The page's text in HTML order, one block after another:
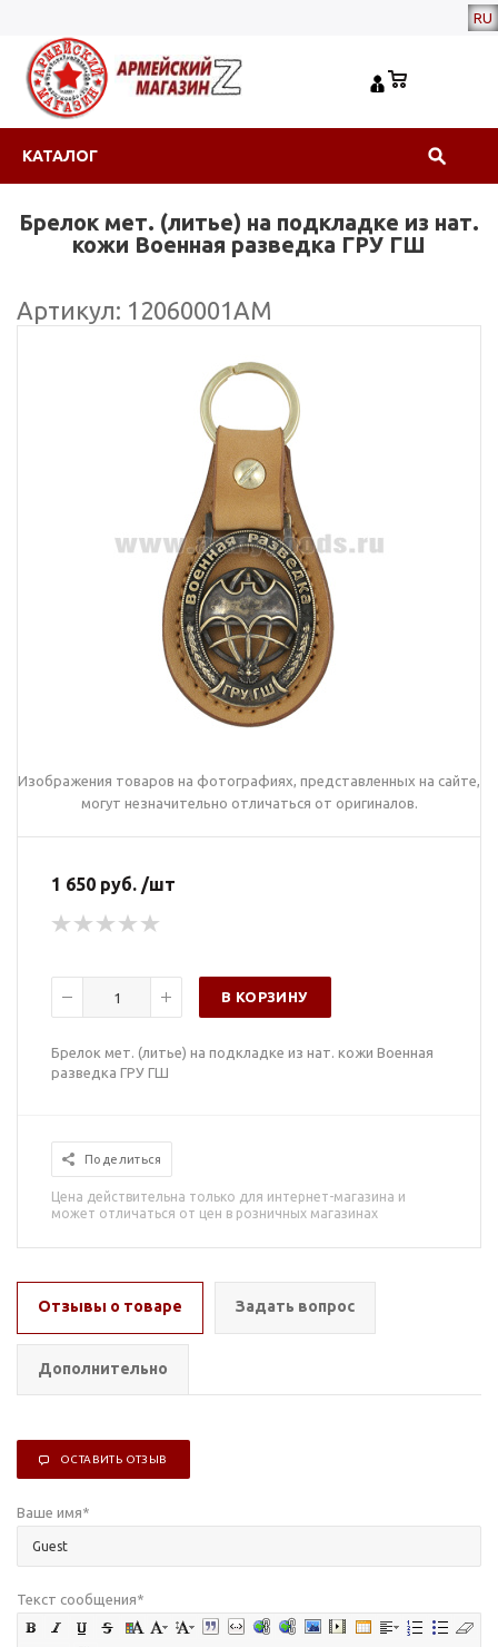
RU
КАТАЛОГ
Брелок мет. (литье) на подкладке из нат.
кожи Военная разведка ГРУ ГШ
Артикул: 12060001АМ
Изображения товаров на фотографиях, представленных на сайте,
могут незначительно отличаться от оригиналов.
1 650 руб. /шт
В КОРЗИНУ
Брелок мет. (литье) на подкладке из нат. кожи Военная
разведка ГРУ ГШ
Поделиться
Цена действительна только для интернет-магазина и
может отличаться от цен в розничных магазинах
Отзывы о товаре Задать вопрос
Дополнительно
ОСТАВИТЬ ОТЗЫВ
Ваше имя*
Текст сообщения*